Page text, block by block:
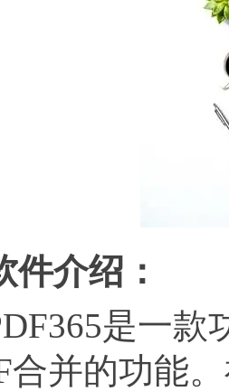
件介绍：
是一款
合并的功能